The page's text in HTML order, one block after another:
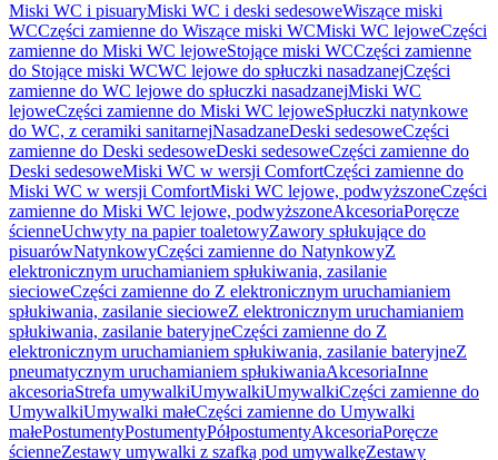
Miski WC i pisuaryMiski WC i deski sedesoweWiszące miski
WCCzęści zamienne do Wiszące miski WCMiski WC lejoweCzęści
zamienne do Miski WC lejoweStojące miski WCCzęści zamienne
do Stojące miski WCWC lejowe do spłuczki nasadzanejCzęści
zamienne do WC lejowe do spłuczki nasadzanejMiski WC
lejoweCzęści zamienne do Miski WC lejoweSpłuczki natynkowe
do WC, z ceramiki sanitarnejNasadzaneDeski sedesoweCzęści
zamienne do Deski sedesoweDeski sedesoweCzęści zamienne do
Deski sedesoweMiski WC w wersji ComfortCzęści zamienne do
Miski WC w wersji ComfortMiski WC lejowe, podwyższoneCzęści
zamienne do Miski WC lejowe, podwyższoneAkcesoriaPoręcze
ścienneUchwyty na papier toaletowyZawory spłukujące do
pisuarówNatynkowyCzęści zamienne do NatynkowyZ
elektronicznym uruchamianiem spłukiwania, zasilanie
siecioweCzęści zamienne do Z elektronicznym uruchamianiem
spłukiwania, zasilanie siecioweZ elektronicznym uruchamianiem
spłukiwania, zasilanie bateryjneCzęści zamienne do Z
elektronicznym uruchamianiem spłukiwania, zasilanie bateryjneZ
pneumatycznym uruchamianiem spłukiwaniaAkcesoriaInne
akcesoriaStrefa umywalkiUmywalkiUmywalkiCzęści zamienne do
UmywalkiUmywalki małeCzęści zamienne do Umywalki
małePostumentyPostumentyPółpostumentyAkcesoriaPoręcze
ścienneZestawy umywalki z szafką pod umywalkęZestawy